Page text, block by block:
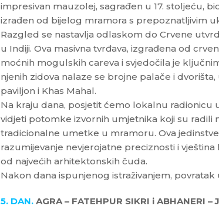
impresivan mauzolej, sagrađen u 17. stoljeću,
izrađen od bijelog mramora s prepoznatljivim
Razgled se nastavlja odlaskom do Crvene
u Indiji. Ova masivna tvrđava, izgrađena od
moćnih mogulskih careva i svjedočila je
njenih zidova nalaze se brojne palače i
paviljon i Khas Mahal.
Na kraju dana, posjetit ćemo lokalnu radionicu
vidjeti potomke izvornih umjetnika koji su radili
tradicionalne umetke u mramoru. Ova
razumijevanje nevjerojatne preciznosti i
od najvećih arhitektonskih čuda.
Nakon dana ispunjenog istraživanjem,
5. DAN. AGRA – FATEHPUR SIKRI i ABHANERI